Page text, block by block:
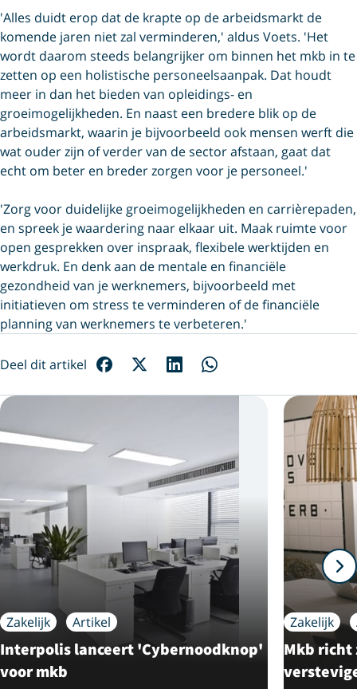
'Alles duidt erop dat de krapte op de arbeidsmarkt de
komende jaren niet zal verminderen,' aldus Voets. 'Het
wordt daarom steeds belangrijker om binnen het mkb in te
zetten op een holistische personeelsaanpak. Dat houdt
meer in dan het bieden van opleidings- en
groeimogelijkheden. En naast een bredere blik op de
arbeidsmarkt, waarin je bijvoorbeeld ook mensen werft die
wat ouder zijn of verder van de sector afstaan, gaat dat
echt om beter en breder zorgen voor je personeel.'
'Zorg voor duidelijke groeimogelijkheden en carrièrepaden,
en spreek je waardering naar elkaar uit. Maak ruimte voor
open gesprekken over inspraak, flexibele werktijden en
werkdruk. En denk aan de mentale en financiële
gezondheid van je werknemers, bijvoorbeeld met
initiatieven om stress te verminderen of de financiële
planning van werknemers te verbeteren.'
Deel dit artikel
Zakelijk Artikel
Interpolis lanceert 'Cybernoodknop'
voor mkb
Zakelijk
Mkb richt